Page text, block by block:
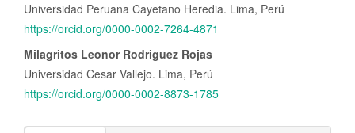
Universidad Peruana Cayetano Heredia. Lima, Perú
https://orcid.org/0000-0002-7264-4871
Milagritos Leonor Rodriguez Rojas
Universidad Cesar Vallejo. Lima, Perú
https://orcid.org/0000-0002-8873-1785